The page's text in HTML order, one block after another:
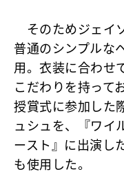
そのためジェイ
普通のシンプルな
用。衣装に合わせ
こだわりを持って
授賞式に参加した
ュシュを、『ワイ
ースト』に出演し
も使用した。